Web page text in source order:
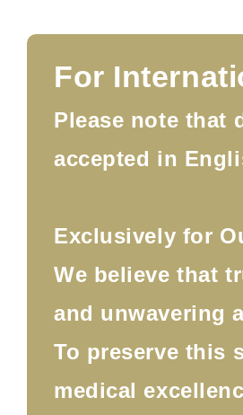
For
Please note that
accepted in
Exclusively for
We believe that
and unwavering
To preserve this
medical